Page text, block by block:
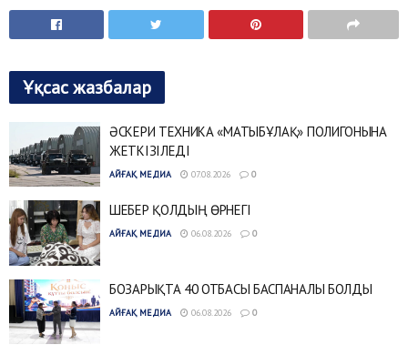
Ұқсас жазбалар
ӘСКЕРИ ТЕХНИКА «МАТЫБҰЛАҚ» ПОЛИГОНЫНА
ЖЕТКІЗІЛЕДІ
АЙҒАҚ МЕДИА 07.08.2026 0
ШЕБЕР ҚОЛДЫҢ ӨРНЕГІ
АЙҒАҚ МЕДИА 06.08.2026 0
БОЗАРЫҚТА 40 ОТБАСЫ БАСПАНАЛЫ БОЛДЫ
АЙҒАҚ МЕДИА 06.08.2026 0